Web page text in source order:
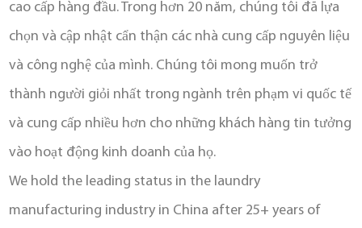
sở giặt là trong khuôn viên trường, tiệm giặt là tự phục vụ tại khách
giặt là nhanh chóng, tiện lợi, cải thiện đáng kể chất lượng cuộc sống.
cao cấp hàng đầu. Trong hơn 20 năm, chúng tôi đã lựa
chọn và cập nhật cẩn thận các nhà cung cấp nguyên liệu
và công nghệ của mình. Chúng tôi mong muốn trở
thành người giỏi nhất trong ngành trên phạm vi quốc tế
và cung cấp nhiều hơn cho những khách hàng tin tưởng
vào hoạt động kinh doanh của họ.
We hold the leading status in the laundry
manufacturing industry in China after 25+ years of